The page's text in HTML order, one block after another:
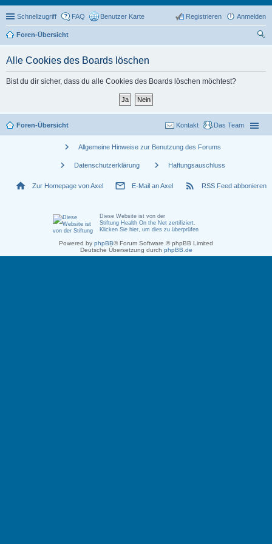
Schnellzugriff FAQ Benutzer Karte Anmelden
Registrieren
Foren-Übersicht
Alle Cookies des Boards löschen
Bist du dir sicher, dass du alle Cookies des Boards löschen möchtest?
Foren-Übersicht Das Team
Kontakt
chevron_right Allgemeine Hinweise zur Benutzung des Forums
chevron_right Datenschutzerklärung chevron_right Haftungsauschluss
home Zur Homepage von Axel mail_outline E-Mail an Axel rss_feed RSS Feed abbonieren
Diese Website ist von der
Stiftung Health On the Net zertifiziert.
Klicken Sie hier, um dies zu überprüfen
Powered by phpBB® Forum Software © phpBB Limited
Deutsche Übersetzung durch phpBB.de